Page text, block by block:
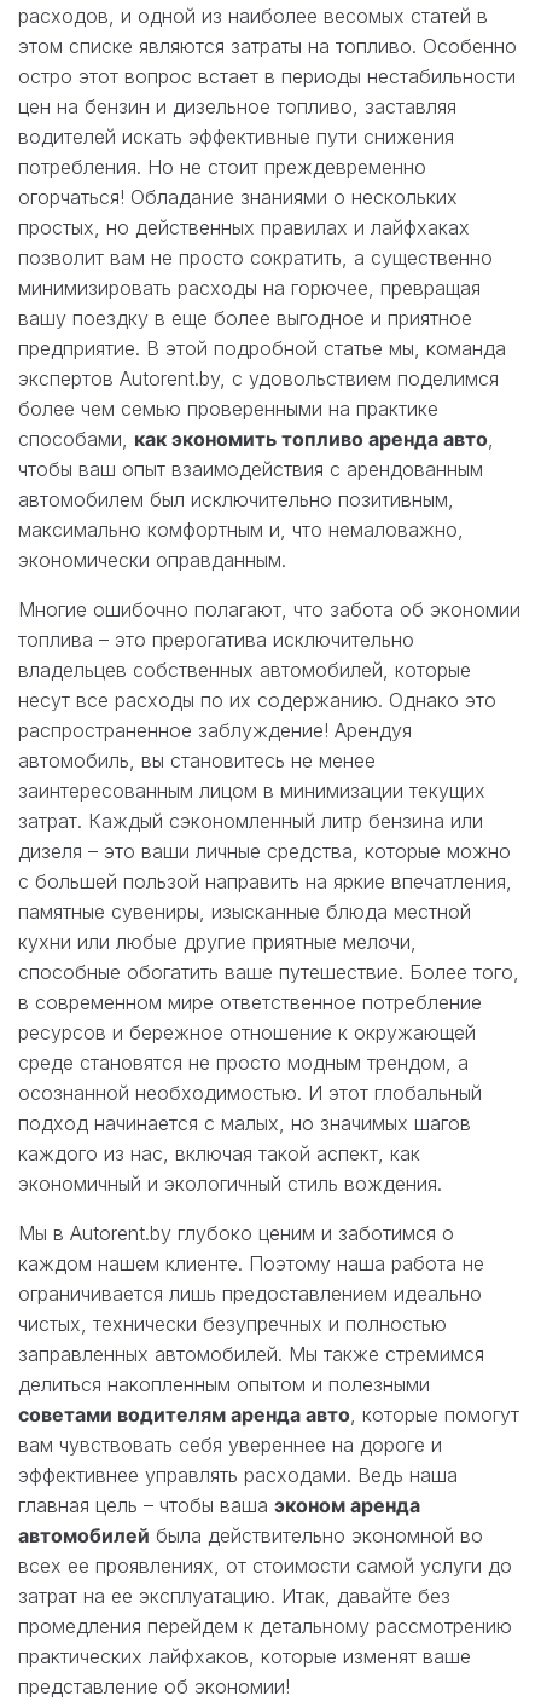
расходов, и одной из наиболее весомых статей в
этом списке являются затраты на топливо. Особенно
остро этот вопрос встает в периоды нестабильности
цен на бензин и дизельное топливо, заставляя
водителей искать эффективные пути снижения
потребления. Но не стоит преждевременно
огорчаться! Обладание знаниями о нескольких
простых, но действенных правилах и лайфхаках
позволит вам не просто сократить, а существенно
минимизировать расходы на горючее, превращая
вашу поездку в еще более выгодное и приятное
предприятие. В этой подробной статье мы, команда
экспертов Autorent.by, с удовольствием поделимся
более чем семью проверенными на практике
способами, как экономить топливо аренда авто
чтобы ваш опыт взаимодействия с арендованным
автомобилем был исключительно позитивным,
максимально комфортным и, что немаловажно,
экономически оправданным.
Многие ошибочно полагают, что забота об экономии
топлива – это прерогатива исключительно
владельцев собственных автомобилей, которые
несут все расходы по их содержанию. Однако это
распространенное заблуждение! Арендуя
автомобиль, вы становитесь не менее
заинтересованным лицом в минимизации текущих
затрат. Каждый сэкономленный литр бензина или
дизеля – это ваши личные средства, которые можно
с большей пользой направить на яркие впечатления,
памятные сувениры, изысканные блюда местной
кухни или любые другие приятные мелочи,
способные обогатить ваше путешествие. Более того,
в современном мире ответственное потребление
ресурсов и бережное отношение к окружающей
среде становятся не просто модным трендом, а
осознанной необходимостью. И этот глобальный
подход начинается с малых, но значимых шагов
каждого из нас, включая такой аспект, как
экономичный и экологичный стиль вождения.
Мы в Autorent.by глубоко ценим и заботимся о
каждом нашем клиенте. Поэтому наша работа не
ограничивается лишь предоставлением идеально
чистых, технически безупречных и полностью
заправленных автомобилей. Мы также стремимся
делиться накопленным опытом и полезными
советами водителям аренда авто , которые помогут
вам чувствовать себя увереннее на дороге и
эффективнее управлять расходами. Ведь наша
главная цель – чтобы ваша эконом аренда
автомобилей была действительно экономной во
всех ее проявлениях, от стоимости самой услуги до
затрат на ее эксплуатацию. Итак, давайте без
промедления перейдем к детальному рассмотрению
практических лайфхаков, которые изменят ваше
представление об экономии!